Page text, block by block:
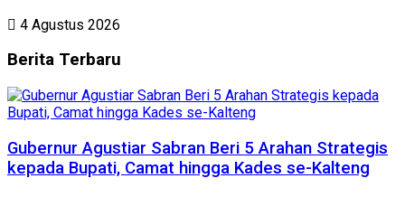
4 Agustus 2026
Berita Terbaru
Gubernur Agustiar Sabran Beri 5 Arahan Strategis
kepada Bupati, Camat hingga Kades se-Kalteng